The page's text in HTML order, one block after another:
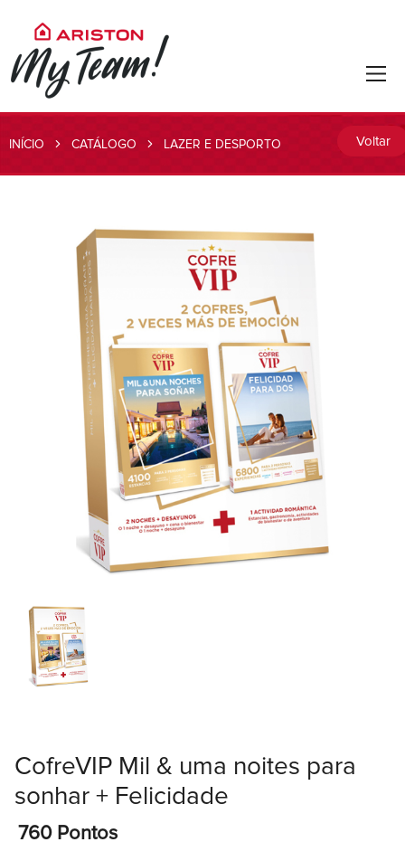
INÍCIO CATÁLOGO LAZER E DESPORTO Voltar
CofreVIP Mil & uma noites para
sonhar + Felicidade
760 Pontos